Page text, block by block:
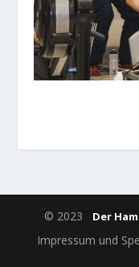
© 2023 Der
Impressum und